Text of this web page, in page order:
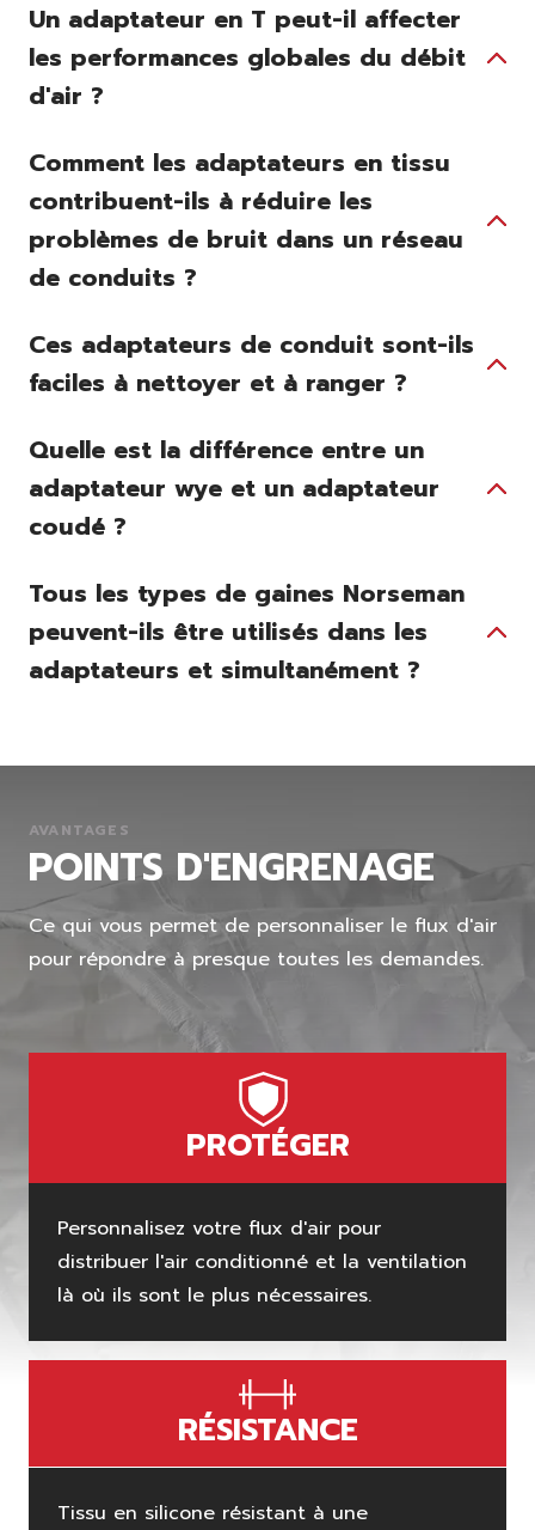
Un adaptateur en T peut-il affecter
les performances globales du débit
d'air ?
Comment les adaptateurs en tissu
contribuent-ils à réduire les
problèmes de bruit dans un réseau
de conduits ?
Ces adaptateurs de conduit sont-ils
faciles à nettoyer et à ranger ?
Quelle est la différence entre un
adaptateur wye et un adaptateur
coudé ?
Tous les types de gaines Norseman
peuvent-ils être utilisés dans les
adaptateurs et simultanément ?
AVANTAGES
POINTS D'ENGRENAGE
Ce qui vous permet de personnaliser le flux d'air
pour répondre à presque toutes les demandes.
PROTÉGER
Personnalisez votre flux d'air pour
distribuer l'air conditionné et la ventilation
là où ils sont le plus nécessaires.
RÉSISTANCE
Tissu en silicone résistant à une